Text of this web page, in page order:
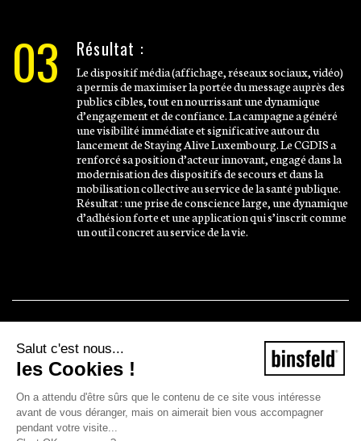
Salut c'est nous...
les Cookies !
On a attendu d'être sûrs que le contenu de ce site vous intéresse
avant de vous déranger, mais on aimerait bien vous accompagner
pendant votre visite...
03 Résultat :
Le dispositif média (affichage, réseaux sociaux, vidéo)
a permis de maximiser la portée du message auprès des
publics cibles, tout en nourrissant une dynamique
d’engagement et de confiance. La campagne a généré
une visibilité immédiate et significative autour du
lancement de Staying Alive Luxembourg. Le CGDIS a
renforcé sa position d’acteur innovant, engagé dans la
modernisation des dispositifs de secours et dans la
mobilisation collective au service de la santé publique.
Résultat : une prise de conscience large, une dynamique
d’adhésion forte et une application qui s’inscrit comme
un outil concret au service de la vie.